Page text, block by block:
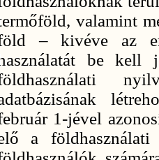
valamint
– kivéve az
be kell
1-jével
a földhasználati